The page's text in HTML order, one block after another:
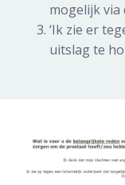
mogelijk via
‘Ik zie er
uitslag te